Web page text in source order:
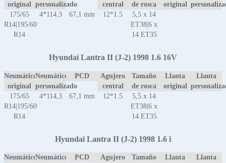
original personalizado
central
de rosca
original
175/65
R14|195/60
R14
4*114,3 67,1 mm 12*1.5
5,5 x 14
ET38|6 x
14 ET35
Hyundai Lantra II (J-2) 1998 1.6 16V
Neumático
original
Neumático
personalizado
PCD
Agujero
central
Tamaño
de rosca
Llanta
original
Llanta
175/65
R14|195/60
R14
4*114,3 67,1 mm 12*1.5
5,5 x 14
ET38|6 x
14 ET35
Hyundai Lantra II (J-2) 1998 1.6 i
NeumáticoNeumático
PCD
Agujero
Tamaño
Llanta
Llanta